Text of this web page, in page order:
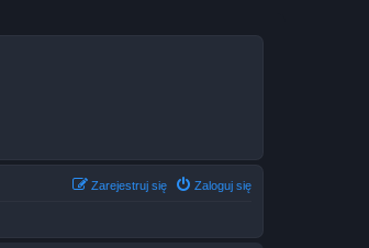
Zaloguj się
Zarejestruj się